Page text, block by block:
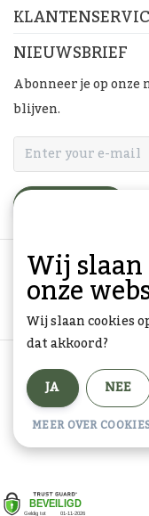
NIEUWSBRIEF
Abonneer je op
blijven.
Algemene
© Copyright 2026 -
Wij
onze
Wij slaan cookies
dat akkoord?
JA
NEE
MEER OVER